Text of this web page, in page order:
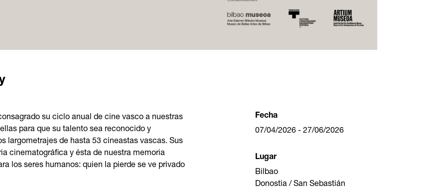
su ciclo anual de cine vasco a nuestras
para que su talento sea reconocido y
largometrajes de hasta 53 cineastas vascas. Sus
cinematográfica y ésta de nuestra memoria
los seres humanos: quien la pierde se ve privado
Fecha
07/04/2026 - 27/06/2026
Lugar
Bilbao
Donostia / San Sebastián